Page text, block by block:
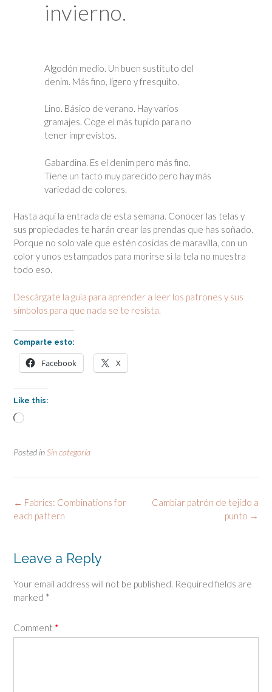
invierno.
Algodón medio. Un buen sustituto del
denim. Más fino, ligero y fresquito.
Lino. Básico de verano. Hay varios
gramajes. Coge el más tupido para no
tener imprevistos.
Gabardina. Es el denim pero más fino.
Tiene un tacto muy parecido pero hay más
variedad de colores.
Hasta aquí la entrada de esta semana. Conocer las telas y
sus propiedades te harán crear las prendas que has soñado.
Porque no solo vale que estén cosidas de maravilla, con un
color y unos estampados para morirse si la tela no muestra
todo eso.
Descárgate la guía para aprender a leer los patrones y sus
símbolos para que nada se te resista.
Comparte esto:
Facebook X
Like this:
Loading…
Posted inSin categoría
Post
navigation
Cambiar patrón de tejido a
punto →
← Fabrics: Combinations for
each pattern
Leave a Reply
Your email address will not be published. Required fields are
marked *
Comment *